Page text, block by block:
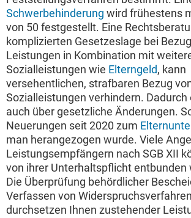
Schwerbehinderung wird frühestens
von 50 festgestellt. Eine
komplizierten Gesetzeslage bei
Leistungen in Kombination mit
Sozialleistungen wie Elterngeld, kann
versehentlichen, strafbaren Bezug
Sozialleistungen verhindern.
auch über gesetzliche Änderungen.
Neuerungen seit 2020 zum
man herangezogen wurde. Viele
Leistungsempfängern nach SGB XII
von ihrer Unterhaltspflicht entbunden
Die Überprüfung behördlicher
Verfassen von
durchsetzen Ihnen zustehender